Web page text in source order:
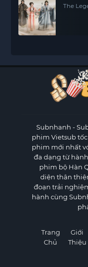
The
Subnhanh -
phim Vietsub
phim mới nhất
đa dạng từ
phim bộ Hàn
diện thân
đoạn trải
hành cùng
Trang
Chủ
Giới
Thiệu